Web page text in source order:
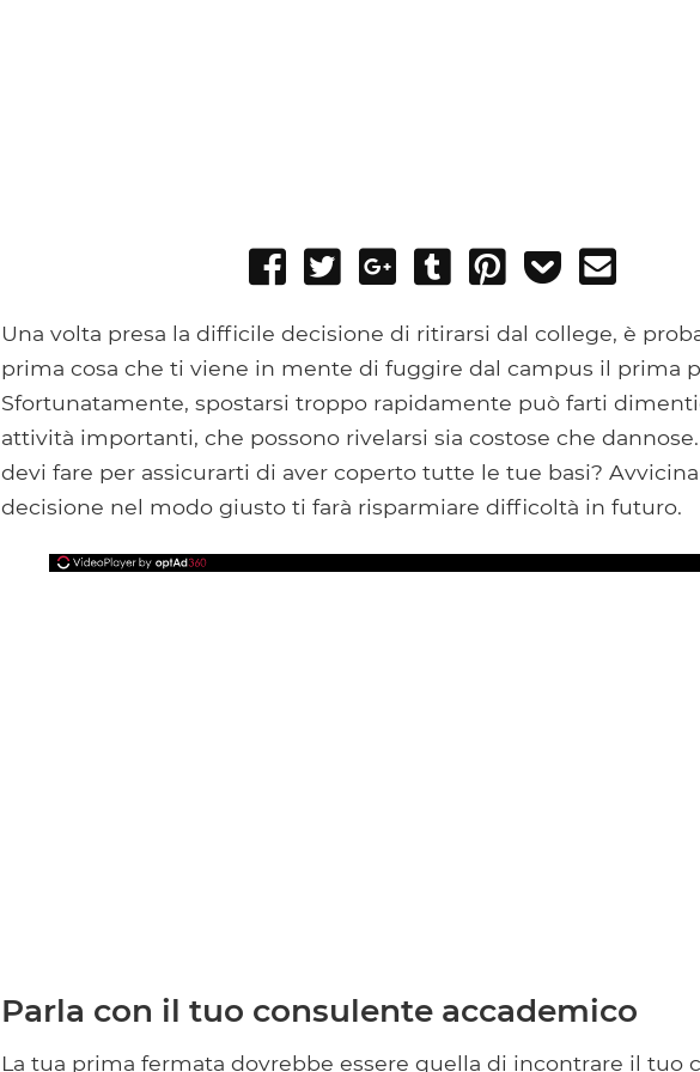
Share
Facebook
Tweet
Share
Google+
Post
Tumblr
Pin
Add
Pocket
Una volta presa la difficile decisione di ritirarsi dal college, è
prima cosa che ti viene in mente di fuggire dal campus il prima
Sfortunatamente, spostarsi troppo rapidamente può farti
attività importanti, che possono rivelarsi sia costose che
devi fare per assicurarti di aver coperto tutte le tue basi?
decisione nel modo giusto ti farà risparmiare difficoltà in futuro.
Parla con il tuo consulente accademico
La tua prima fermata dovrebbe essere quella di incontrare il tuo